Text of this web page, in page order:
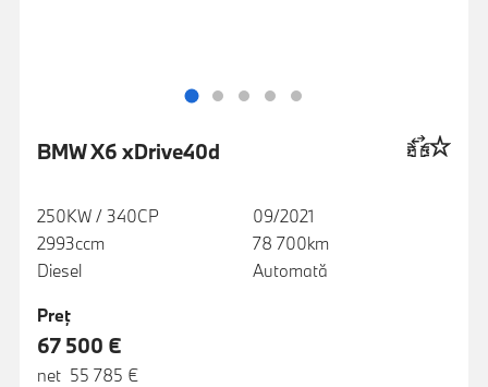
BMW X6 xDrive40d
250KW / 340CP
2993ccm
Diesel
09/2021
78 700km
Automată
Preţ
67 500 €
net 55 785 €